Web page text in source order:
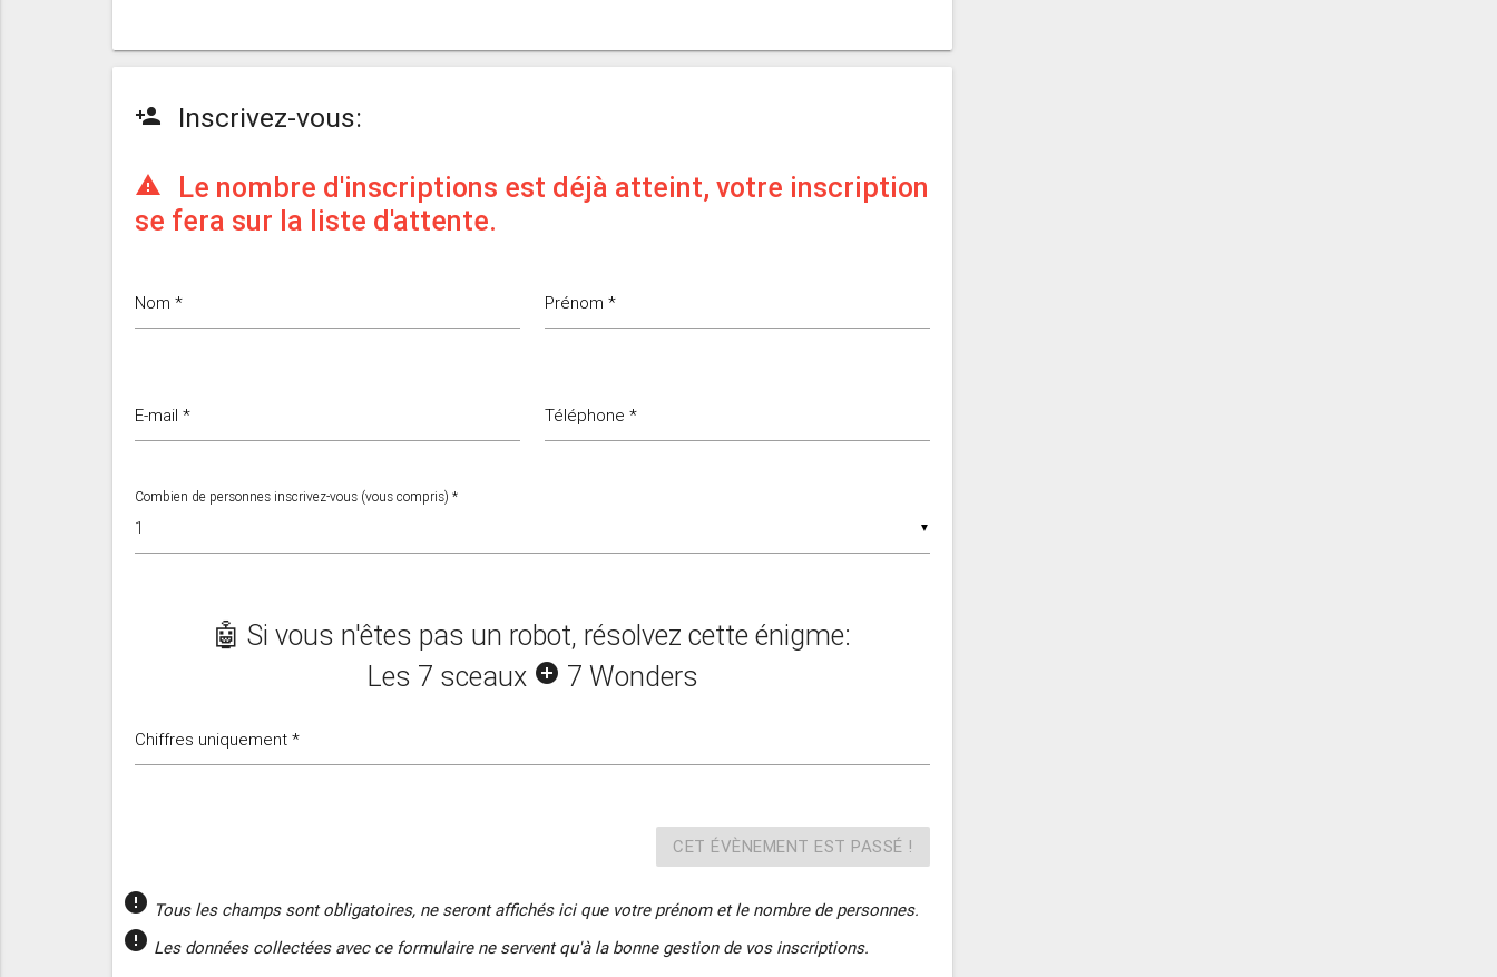
person_add Inscrivez-vous:
warning
Le nombre d'inscriptions est déjà atteint, votre inscription
se fera sur la liste d'attente.
Nom * Prénom *
E-mail * Téléphone *
▼
Combien de personnes inscrivez-vous (vous compris) *
🤖 Si vous n'êtes pas un robot, résolvez cette énigme:
Les 7 sceaux add_circle 7 Wonders
Chiffres uniquement *
CET ÉVÈNEMENT EST PASSÉ !
error Tous les champs sont obligatoires, ne seront affichés ici que votre prénom et le nombre de personnes.
error Les données collectées avec ce formulaire ne servent qu'à la bonne gestion de vos inscriptions.